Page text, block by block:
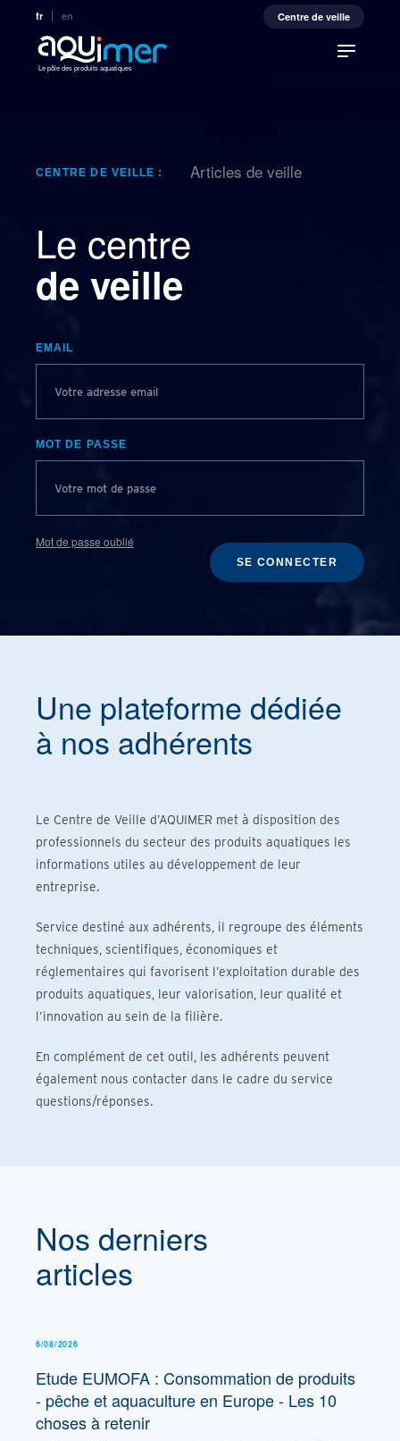
fr en Centre de veille
Le pôle des produits aquatiques
CENTRE DE VEILLE : Articles de veille
Le centre
de veille
EMAIL
MOT DE PASSE
Mot de passe oublié
SE CONNECTER
Une plateforme dédiée
à nos adhérents
Le Centre de Veille d’AQUIMER met à disposition des
professionnels du secteur des produits aquatiques les
informations utiles au développement de leur
entreprise.
Service destiné aux adhérents, il regroupe des éléments
techniques, scientifiques, économiques et
réglementaires qui favorisent l’exploitation durable des
produits aquatiques, leur valorisation, leur qualité et
l’innovation au sein de la filière.
En complément de cet outil, les adhérents peuvent
également nous contacter dans le cadre du service
questions/réponses.
Nos derniers
articles
6/08/2026
Etude EUMOFA : Consommation de produits
- pêche et aquaculture en Europe - Les 10
choses à retenir